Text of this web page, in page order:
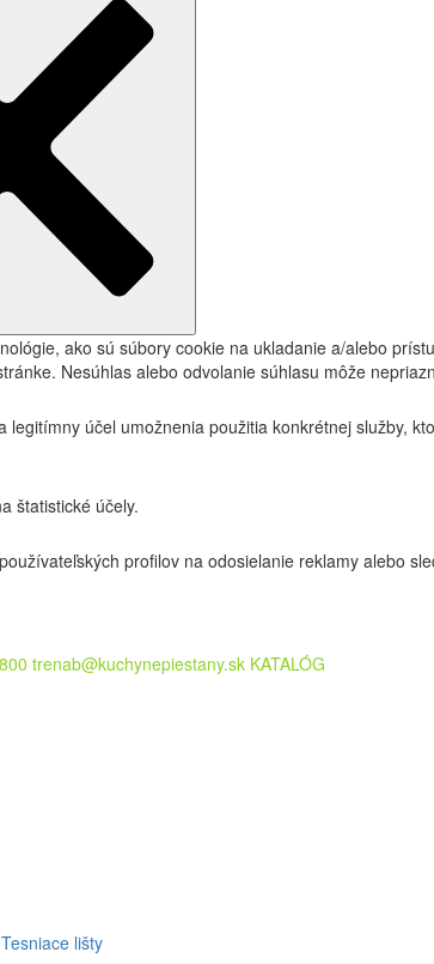
ako sú súbory cookie na ukladanie a/alebo
Nesúhlas alebo odvolanie súhlasu môže
účel umožnenia použitia konkrétnej služby,
štatistické účely.
profilov na odosielanie reklamy alebo
trenab@kuchynepiestany.sk KATALÓG
Tesniace lišty